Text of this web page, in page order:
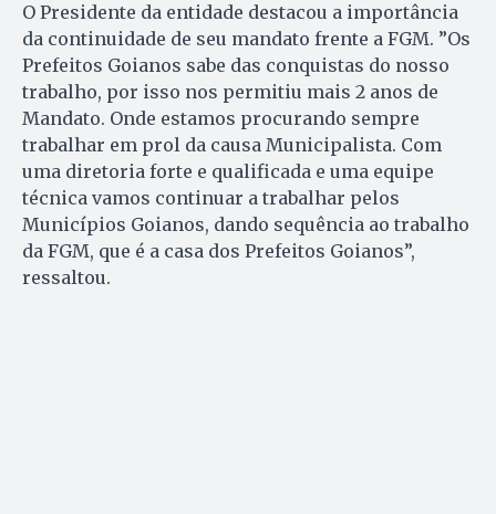
O Presidente da entidade destacou a importância
da continuidade de seu mandato frente a FGM. ”Os
Prefeitos Goianos sabe das conquistas do nosso
trabalho, por isso nos permitiu mais 2 anos de
Mandato. Onde estamos procurando sempre
trabalhar em prol da causa Municipalista. Com
uma diretoria forte e qualificada e uma equipe
técnica vamos continuar a trabalhar pelos
Municípios Goianos, dando sequência ao trabalho
da FGM, que é a casa dos Prefeitos Goianos”,
ressaltou.